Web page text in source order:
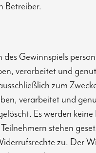
Betreiber.
des Gewinnspiels
verarbeitet und
zum
verarbeitet und
Es werden
stehen
zu. Der